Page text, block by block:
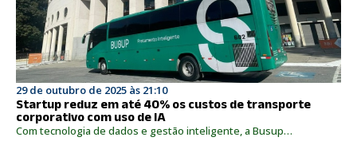
29 de outubro de 2025 às 21:10
Startup reduz em até 40% os custos de transporte
corporativo com uso de IA
Com tecnologia de dados e gestão inteligente, a Busup…